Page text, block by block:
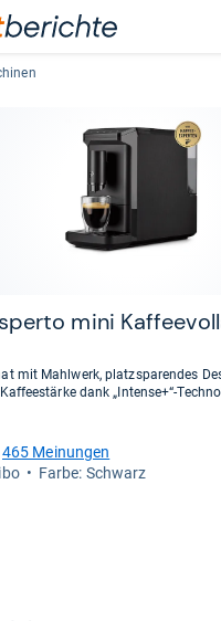
mini
mit Mahlwerk, platzsparendes
dank „Intense+“-
465 Meinungen
Farbe: Schwarz